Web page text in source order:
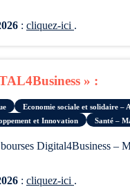
: cliquez-ici .
» :
Economie sociale et solidaire –
et Innovation
Santé –
: cliquez-ici .